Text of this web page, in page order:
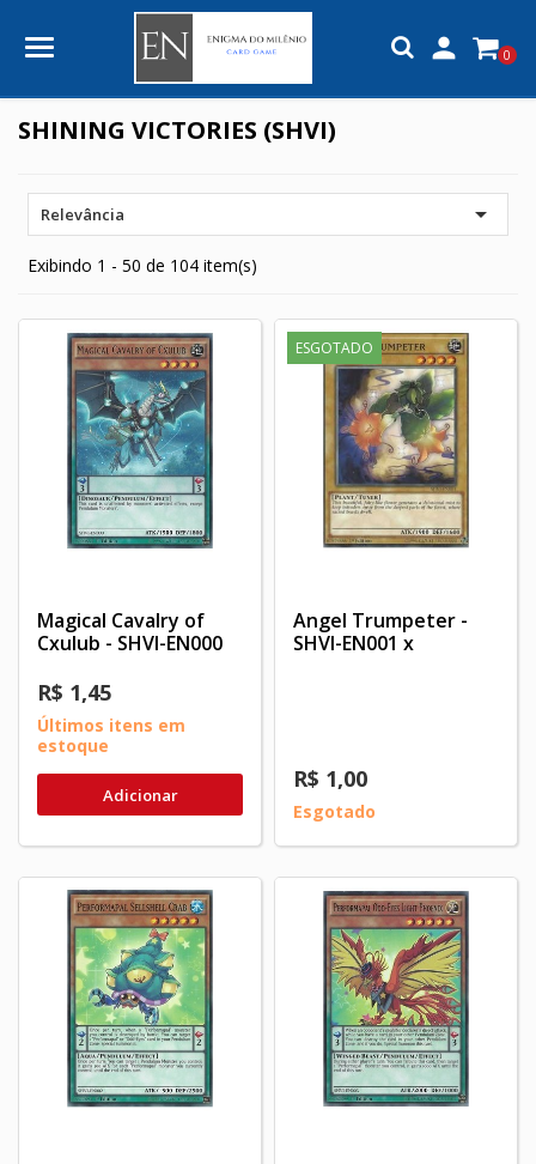
 0
SHINING VICTORIES (SHVI)
Relevância 
Exibindo 1 - 50 de 104 item(s)
Magical Cavalry of
Cxulub - SHVI-EN000
R$ 1,45
Últimos itens em
estoque
Adicionar
ESGOTADO
Angel Trumpeter -
SHVI-EN001 x
R$ 1,00
Esgotado